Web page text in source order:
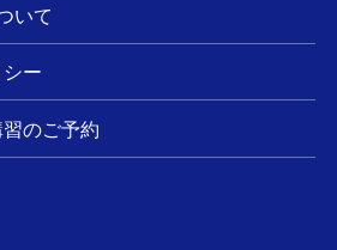
いて
ー
のご予約